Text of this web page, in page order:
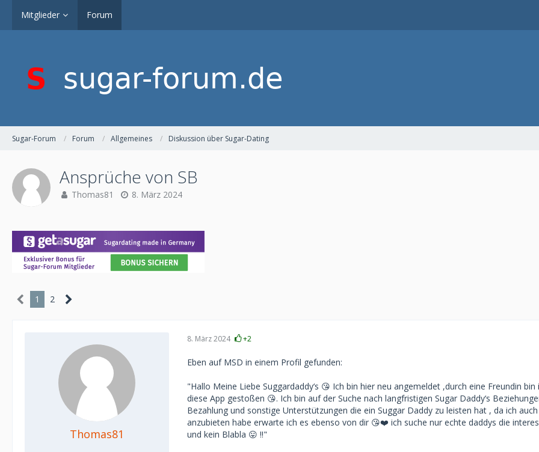
Mitglieder Forum
Sugar-Forum Forum Allgemeines Diskussion über Sugar-Dating
Ansprüche von SB
Thomas81 8. März 2024
1 2
Thomas81
8. März 2024 +2
Eben auf MSD in einem Profil gefunden:
"Hallo Meine Liebe Suggardaddy‘s 😘 Ich bin hier neu angemeldet ,durch eine Freundin bin
diese App gestoßen 😘. Ich bin auf der Suche nach langfristigen Sugar Daddy‘s
Bezahlung und sonstige Unterstützungen die ein Suggar Daddy zu leisten hat , da ich
anzubieten habe erwarte ich es ebenso von dir 😘❤️ ich suche nur echte daddys die
und kein Blabla 😛 !!"